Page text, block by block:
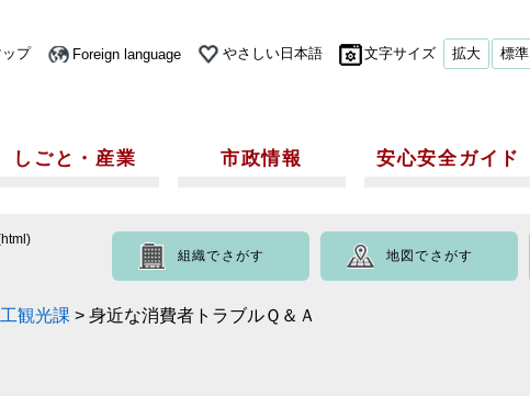
プ Foreign language やさしい日本語 文字サイズ 拡大 標準
しごと・産業 市政情報 安心安全ガイド
組織でさがす 地図でさがす
観光課 > 身近な消費者トラブルＱ＆Ａ